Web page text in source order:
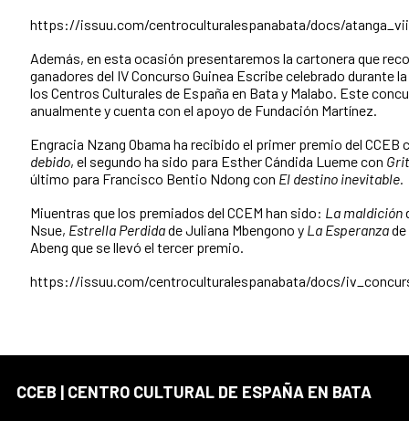
https://issuu.com/centroculturalespanabata/docs/
Además, en esta ocasión presentaremos la cartonera que
ganadores del IV Concurso Guinea Escribe celebrado durante
los Centros Culturales de España en Bata y Malabo. Este
anualmente y cuenta con el apoyo de Fundación Martínez.
Engracia Nzang Obama ha recibido el primer premio del CCEB
debido, el segundo ha sido para Esther Cándida Lueme con
último para Francisco Bentio Ndong con El destino inevitable.
Miuentras que los premiados del CCEM han sido: La maldición
Nsue, Estrella Perdidade Juliana Mbengono y La Esperanzade
Abeng que se llevó el tercer premio.
https://issuu.com/centroculturalespanabata/docs/
CCEB | CENTRO CULTURAL DE ESPAÑA EN BATA